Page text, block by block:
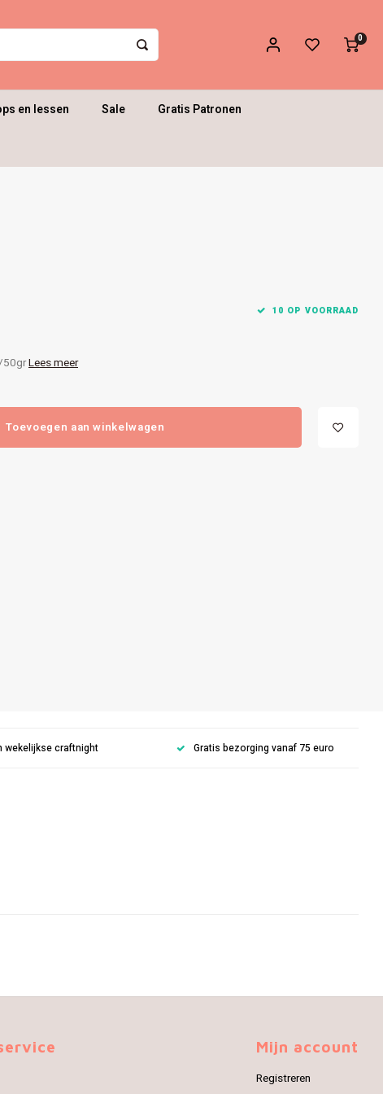
0
en lessen Sale Gratis Patronen
10 OP VOORRAAD
50grLees meer
Toevoegen aan winkelwagen
wekelijkse craftnight Gratis bezorging vanaf 75 euro
Mijn account
Registreren